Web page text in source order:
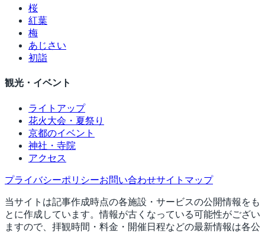
桜
紅葉
梅
あじさい
初詣
観光・イベント
ライトアップ
花火大会・夏祭り
京都のイベント
神社・寺院
アクセス
プライバシーポリシーお問い合わせサイトマップ
当サイトは記事作成時点の各施設・サービスの公開情報をも
とに作成しています。情報が古くなっている可能性がござい
ますので、拝観時間・料金・開催日程などの最新情報は各公